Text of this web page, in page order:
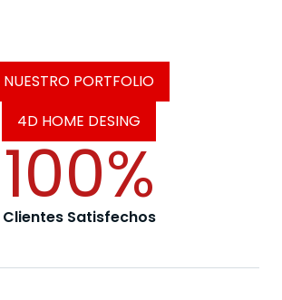
NUESTRO PORTFOLIO
4D HOME DESING
100%
Clientes Satisfechos